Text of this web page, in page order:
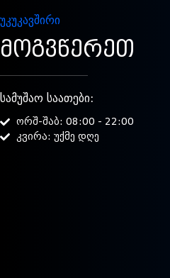
უკუკავშირი
ᲛᲝᲒᲕᲬᲔᲠᲔᲗ
სამუშაო საათები:
ორშ-შაბ: 08:00 - 22:00
კვირა: უქმე დღე